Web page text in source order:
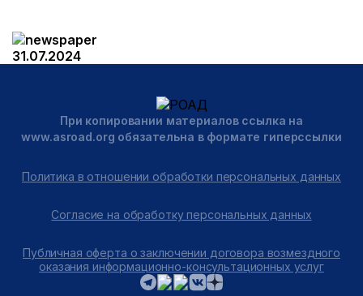
31.07.2024
При копировании материалов ссылка на
www.asroad.org обязательна в формате гиперссылки
Политика в отношении обработки персональных данных
Согласие на обработку персональных данных
Публичная оферта о заключении договора возмездного
оказания информационно-консультационных услуг